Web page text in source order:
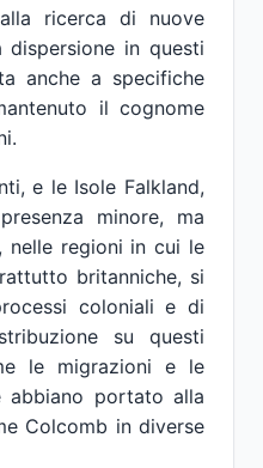
ricerca di nuove
in questi
anche a specifiche
il cognome
e le Isole Falkland,
minore, ma
nelle regioni in cui le
britanniche, si
coloniali e di
su questi
le migrazioni e le
abbiano portato alla
Colcomb in diverse